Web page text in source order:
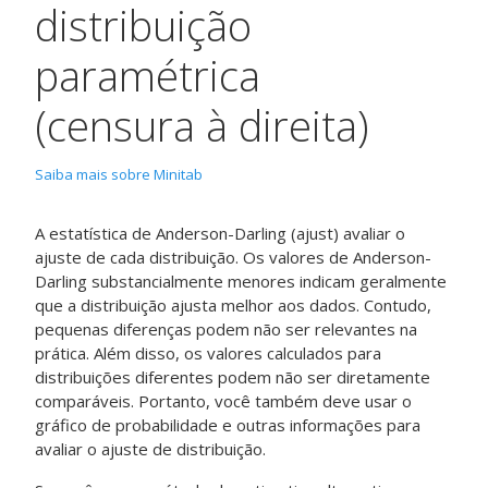
distribuição
paramétrica
(censura à direita)
Saiba mais sobre Minitab
A estatística de Anderson-Darling (ajust) avaliar o
ajuste de cada distribuição. Os valores de Anderson-
Darling substancialmente menores indicam geralmente
que a distribuição ajusta melhor aos dados. Contudo,
pequenas diferenças podem não ser relevantes na
prática. Além disso, os valores calculados para
distribuições diferentes podem não ser diretamente
comparáveis. Portanto, você também deve usar o
gráfico de probabilidade e outras informações para
avaliar o ajuste de distribuição.